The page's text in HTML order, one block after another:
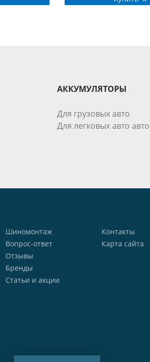
АККУМУЛЯТОРЫ
Для грузовых авто
Для легковых авто авто
Шиномонтаж
Вопрос-ответ
Отзывы
Бренды
Статьи и акции
Контакты
Карта сайта